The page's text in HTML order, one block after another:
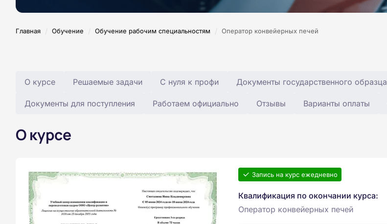
Главная / Обучение / Обучение рабочим специальностям / Оператор конвейерных печей
О курсе Решаемые задачи С нуля к профи Документы государственного образца
Документы для поступления Работаем официально Отзывы Варианты оплаты
О курсе
Запись на курс ежедневно
Квалификация по окончании курса:
Оператор конвейерных печей